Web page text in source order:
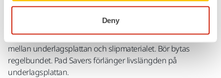
Deny
designade för att skydda underlagsplattan från slitage vid
aggressiv och kontinuerlig slipning. Pad Savers placeras
mellan underlagsplattan och slipmaterialet. Bör bytas
regelbundet. Pad Savers förlänger livslängden på
underlagsplattan.